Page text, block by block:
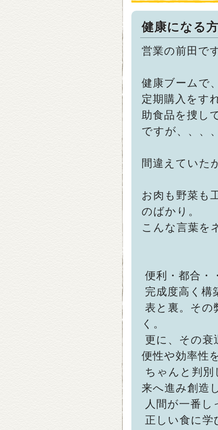
健康になる
営業の前田で
健康ブームで
定期購入をす
助食品を捜し
ですが、、、
間違えていた
お肉も野菜も
のばかり。
こんな言葉を
便利・都合・
完成度高く構
表と裏。その
く。
更に、その衰
便性や効率性
ちゃんと判
来へ進み創造
人間が一番
正しい食に学